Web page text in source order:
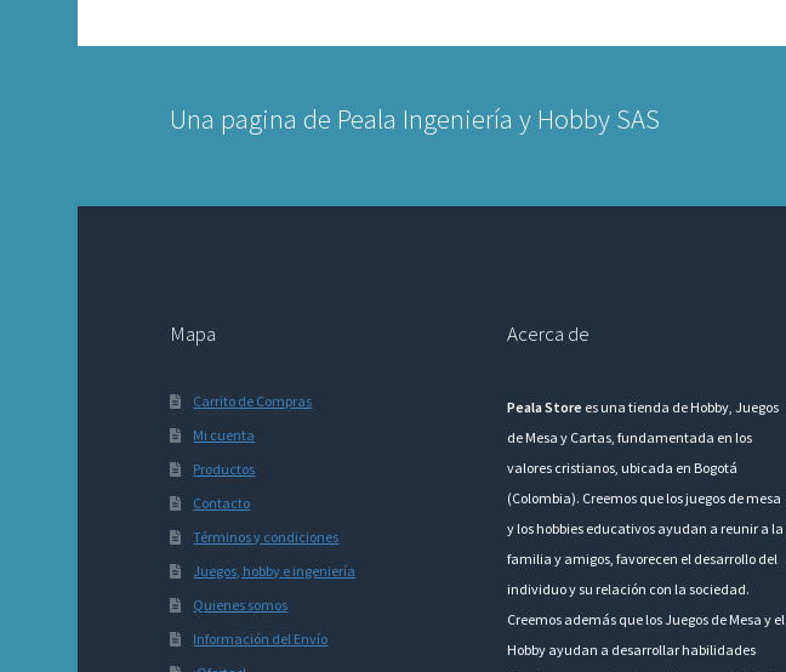
Una pagina de Peala Ingeniería y Hobby SAS
Mapa
Carrito de Compras
Mi cuenta
Productos
Contacto
Términos y condiciones
Juegos, hobby e ingeniería
Quienes somos
Información del Envío
Acerca de
Peala Store es una tienda de Hobby, Juegos
de Mesa y Cartas, fundamentada en los
valores cristianos, ubicada en Bogotá
(Colombia). Creemos que los juegos de mesa
y los hobbies educativos ayudan a reunir a la
familia y amigos, favorecen el desarrollo del
individuo y su relación con la sociedad.
Creemos además que los Juegos de Mesa y el
Hobby ayudan a desarrollar habilidades